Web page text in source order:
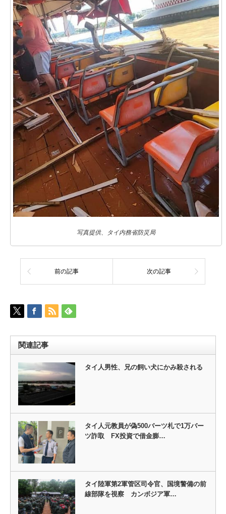
写真提供、タイ内務省防災局
前の記事 次の記事
関連記事
タイ人男性、兄の飼い犬にかみ殺される
タイ人元教員が偽500バーツ札で1万バー
ツ詐取 FX投資で借金膨…
タイ陸軍第2軍管区司令官、国境警備の前
線部隊を視察 カンボジア軍…